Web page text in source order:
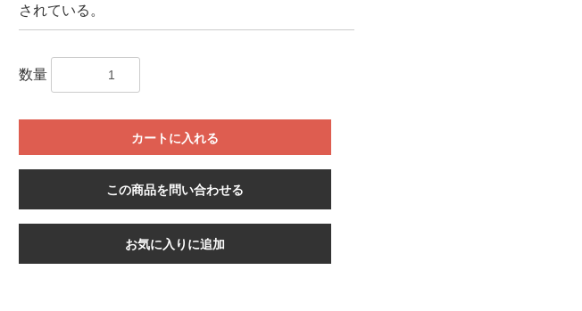
されている。
数量
カートに入れる
この商品を問い合わせる
お気に入りに追加